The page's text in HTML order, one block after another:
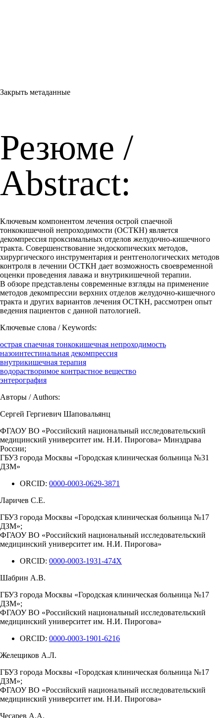
Закрыть метаданные
Резюме /
Abstract:
Ключевым компонентом лечения острой спаечной
тонкокишечной непроходимости (ОСТКН) является
декомпрессия проксимальных отделов желудочно-кишечного
тракта. Совершенствование эндоскопических методов,
хирургического инструментария и рентгенологических методов
контроля в лечении ОСТКН дает возможность своевременной
оценки проведения лаважа и внутрикишечной терапии.
В обзоре представлены современные взгляды на применение
методов декомпрессии верхних отделов желудочно-кишечного
тракта и других вариантов лечения ОСТКН, рассмотрен опыт
ведения пациентов с данной патологией.
Ключевые слова / Keywords:
острая спаечная тонкокишечная непроходимость
назоинтестинальная декомпрессия
внутрикишечная терапия
водорастворимое контрастное вещество
энтерография
Авторы / Authors:
Сергей Гергиевич Шаповальянц
ФГАОУ ВО «Российский национальный исследовательский
медицинский университет им. Н.И. Пирогова» Минздрава
России;
ГБУЗ города Москвы «Городская клиническая больница №31
ДЗМ»
ORCID: 0000-0003-0629-3871
Ларичев С.Е.
ГБУЗ города Москвы «Городская клиническая больница №17
ДЗМ»;
ФГАОУ ВО «Российский национальный исследовательский
медицинский университет им. Н.И. Пирогова»
ORCID: 0000-0003-1931-474X
Шабрин А.В.
ГБУЗ города Москвы «Городская клиническая больница №17
ДЗМ»;
ФГАОУ ВО «Российский национальный исследовательский
медицинский университет им. Н.И. Пирогова»
ORCID: 0000-0003-1901-6216
Желещиков А.Л.
ГБУЗ города Москвы «Городская клиническая больница №17
ДЗМ»;
ФГАОУ ВО «Российский национальный исследовательский
медицинский университет им. Н.И. Пирогова»
Чесарев А.А.